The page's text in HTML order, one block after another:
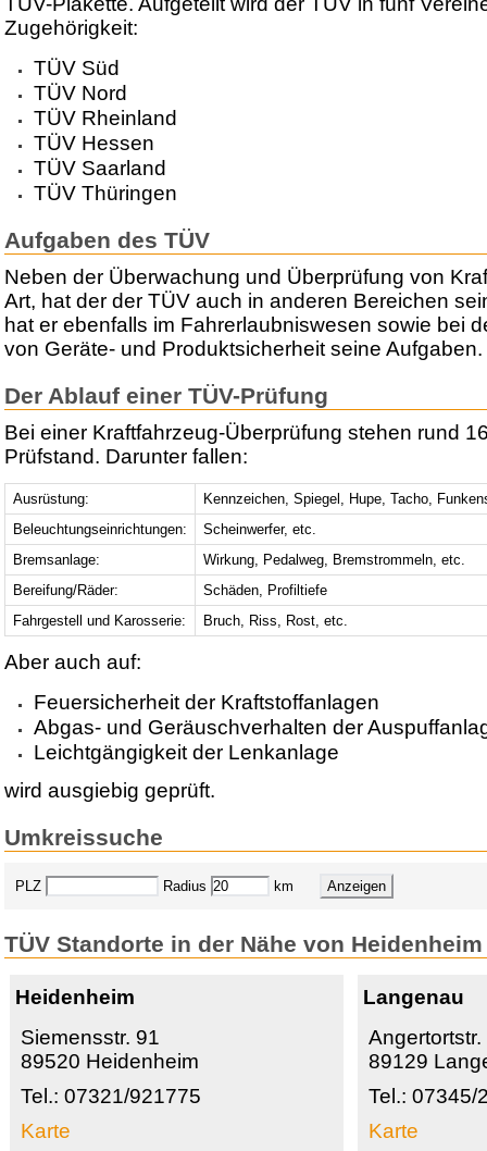
Zugehörigkeit:
TÜV Süd
TÜV Nord
TÜV Rheinland
TÜV Hessen
TÜV Saarland
TÜV Thüringen
Aufgaben des TÜV
Neben der Überwachung und Überprüfung von
Art, hat der der TÜV auch in anderen Bereichen
hat er ebenfalls im Fahrerlaubniswesen sowie bei
von Geräte- und Produktsicherheit seine Aufgaben.
Der Ablauf einer TÜV-Prüfung
Bei einer Kraftfahrzeug-Überprüfung stehen rund
Prüfstand. Darunter fallen:
Ausrüstung:
Kennzeichen, Spiegel, Hupe, Tacho,
Beleuchtungseinrichtungen:
Scheinwerfer, etc.
Bremsanlage:
Wirkung, Pedalweg, Bremstrommeln, etc.
Bereifung/Räder:
Schäden, Profiltiefe
Fahrgestell und Karosserie:
Bruch, Riss, Rost, etc.
Aber auch auf:
Feuersicherheit der Kraftstoffanlagen
Abgas- und Geräuschverhalten der
Leichtgängigkeit der Lenkanlage
wird ausgiebig geprüft.
Umkreissuche
PLZ Radius km
TÜV Standorte in der Nähe von Heidenheim
Heidenheim
Siemensstr. 91
89520 Heidenheim
Tel.: 07321/921775
Karte
Langenau
Angertortstr.
89129
Tel.: 07345/
Karte